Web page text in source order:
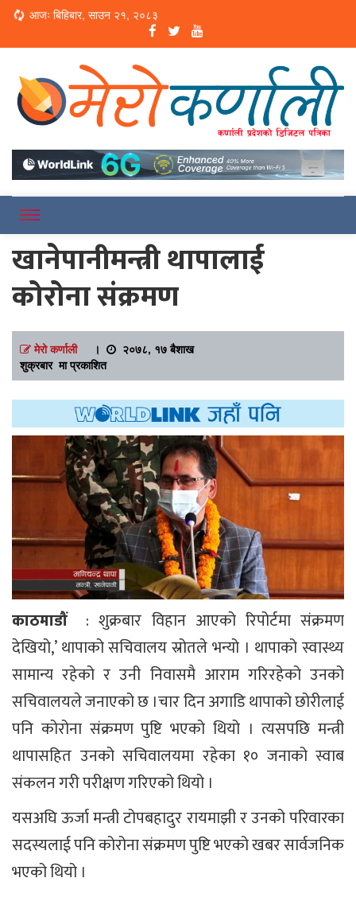
Loading...
आजः बिहिबार, साउन २१, २०८३
Merokarnali
खानेपानीमन्त्री थापालाई
कोरोना संक्रमण
मेरो कर्णाली।
२०७८, १७ बैशाख
शुक्रबार मा प्रकाशित
काठमाडौं: शुक्रबार विहान आएको रिपोर्टमा संक्रमण
देखियो,’ थापाको सचिवालय स्रोतले भन्यो । थापाको स्वास्थ्य
सामान्य रहेको र उनी निवासमै आराम गरिरहेको उनको
सचिवालयले जनाएको छ ।चार दिन अगाडि थापाको छोरीलाई
पनि कोरोना संक्रमण पुष्टि भएको थियो । त्यसपछि मन्त्री
थापासहित उनको सचिवालयमा रहेका १० जनाको स्वाब
संकलन गरी परीक्षण गरिएको थियो ।
यसअघि ऊर्जा मन्त्री टोपबहादुर रायमाझी र उनको परिवारका
सदस्यलाई पनि कोरोना संक्रमण पुष्टि भएको खबर सार्वजनिक
भएको थियो ।